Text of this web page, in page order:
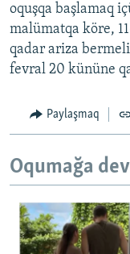
RFE/RS bütün
oquşqa başlamaq
malümatqa köre,
qadar ariza
fevral 20 kününe
Paylaşmaq
Oqumağa